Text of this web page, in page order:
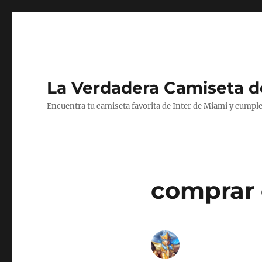
La Verdadera Camiseta
Encuentra tu camiseta favorita de Inter de Miami y
comprar